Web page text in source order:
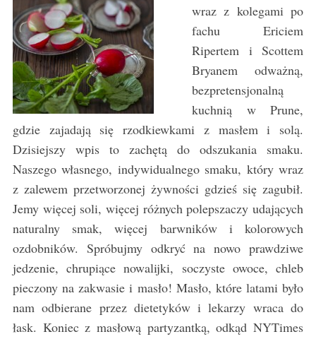
wraz z kolegami po
fachu Ericiem
Ripertem i Scottem
Bryanem odważną,
bezpretensjonalną
kuchnią w Prune,
gdzie zajadają się rzodkiewkami z masłem i solą.
Dzisiejszy wpis to zachętą do odszukania smaku.
Naszego własnego, indywidualnego smaku, który wraz
z zalewem przetworzonej żywności gdzieś się zagubił.
Jemy więcej soli, więcej różnych polepszaczy udających
naturalny smak, więcej barwników i kolorowych
ozdobników. Spróbujmy odkryć na nowo prawdziwe
jedzenie, chrupiące nowalijki, soczyste owoce, chleb
pieczony na zakwasie i masło! Masło, które latami było
nam odbierane przez dietetyków i lekarzy wraca do
łask. Koniec z masłową partyzantką, odkąd NYTimes